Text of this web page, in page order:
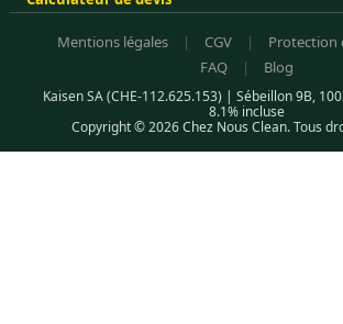
Mentions légales | CGV | Protection
FAQ
| Blog
Kaisen SA (CHE-112.625.153) | Sébeillon 9B,
8.1% incluse
Copyright © 2026 Chez Nous Clean. Tous